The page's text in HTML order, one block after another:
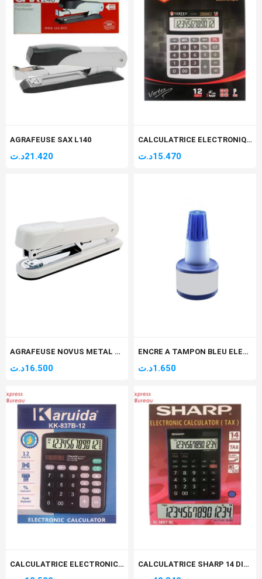
AGRAFEUSE SAX L140
21.420د.ت
CALCULATRICE ELECTRONIQUE VERTEX 12 DIGITS V.C-203
15.470د.ت
AGRAFEUSE NOVUS METAL STABIL
16.500د.ت
ENCRE A TAMPON BLEU ELEPHANT
1.650د.ت
CALCULATRICE ELECTRONIC KARUIDA 12 DIGITS KK-837B-12 CALCULATRICE SHARP 14 DIGIT EL-145T